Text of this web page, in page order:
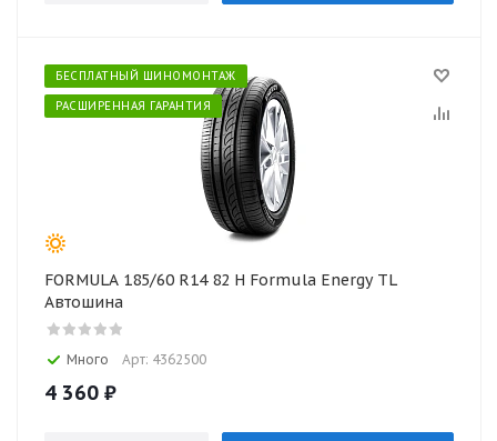
БЕСПЛАТНЫЙ ШИНОМОНТАЖ
РАСШИРЕННАЯ ГАРАНТИЯ
FORMULA 185/60 R14 82 H Formula Energy TL
Автошина
Много Арт: 4362500
4 360 ₽